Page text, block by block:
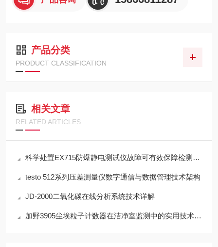
产品分类
PRODUCT CLASSIFICATION
相关文章
RELATED ARTICLES
科学处置EX715防爆静电测试仪故障可有效保障检测工作正常开展
testo 512系列压差测量仪数字通信与数据管理技术架构
JD-2000二氧化碳在线分析系统技术详解
加野3905尘埃粒子计数器在洁净室监测中的实用技术解析